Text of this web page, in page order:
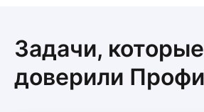
Задачи, которые
доверили